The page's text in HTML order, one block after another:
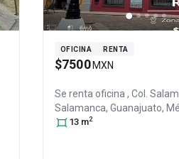
OFICINA RENTA
$7500 MXN
Se renta oficina , Col.
Salamanca, Guanajuato,
36700, ID:
13 m2